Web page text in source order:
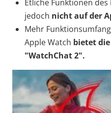
Etliche Funktionen
jedoch nicht auf der
Mehr
Apple Watch bietet
"WatchChat 2".